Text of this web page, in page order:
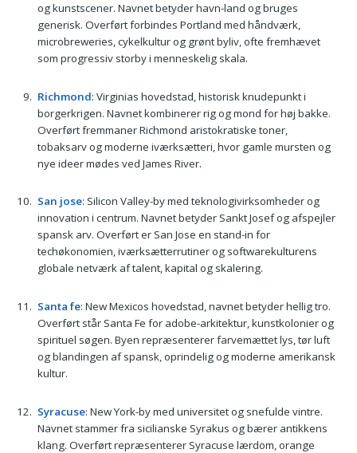
og kunstscener. Navnet betyder havn-land og bruges
generisk. Overført forbindes Portland med håndværk,
microbreweries, cykelkultur og grønt byliv, ofte fremhævet
som progressiv storby i menneskelig skala.
Richmond: Virginias hovedstad, historisk knudepunkt i
borgerkrigen. Navnet kombinerer rig og mond for høj bakke.
Overført fremmaner Richmond aristokratiske toner,
tobaksarv og moderne iværksætteri, hvor gamle mursten og
nye ideer mødes ved James River.
San jose: Silicon Valley-by med teknologivirksomheder og
innovation i centrum. Navnet betyder Sankt Josef og afspejler
spansk arv. Overført er San Jose en stand-in for
techøkonomien, iværksætterrutiner og softwarekulturens
globale netværk af talent, kapital og skalering.
Santa fe: New Mexicos hovedstad, navnet betyder hellig tro.
Overført står Santa Fe for adobe-arkitektur, kunstkolonier og
spirituel søgen. Byen repræsenterer farvemættet lys, tør luft
og blandingen af spansk, oprindelig og moderne amerikansk
kultur.
Syracuse: New York-by med universitet og snefulde vintre.
Navnet stammer fra sicilianske Syrakus og bærer antikkens
klang. Overført repræsenterer Syracuse lærdom, orange